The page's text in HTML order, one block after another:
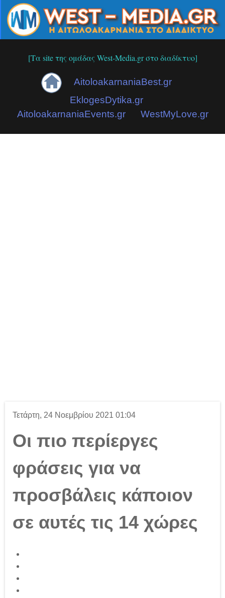
[Τα site της ομάδας West-Media.gr στο διαδίκτυο]
AitoloakarnaniaBest.gr
EklogesDytika.gr
AitoloakarnaniaEvents.gr
WestMyLove.gr
Τετάρτη, 24 Νοεμβρίου 2021 01:04
Οι πιο περίεργες
φράσεις για να
προσβάλεις κάποιον
σε αυτές τις 14 χώρες